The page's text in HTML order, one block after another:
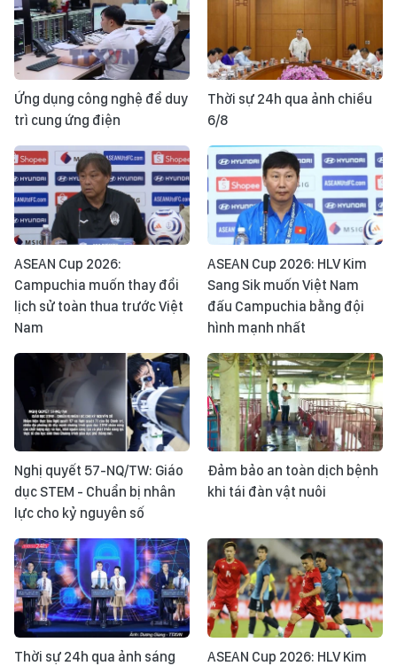
Ứng dụng công nghệ để duy
trì cung ứng điện
Thời sự 24h qua ảnh chiều
6/8
ASEAN Cup 2026:
Campuchia muốn thay đổi
lịch sử toàn thua trước Việt
Nam
ASEAN Cup 2026: HLV Kim
Sang Sik muốn Việt Nam
đấu Campuchia bằng đội
hình mạnh nhất
Nghị quyết 57-NQ/TW: Giáo
dục STEM - Chuẩn bị nhân
lực cho kỷ nguyên số
Đảm bảo an toàn dịch bệnh
khi tái đàn vật nuôi
Thời sự 24h qua ảnh sáng
ASEAN Cup 2026: HLV Kim